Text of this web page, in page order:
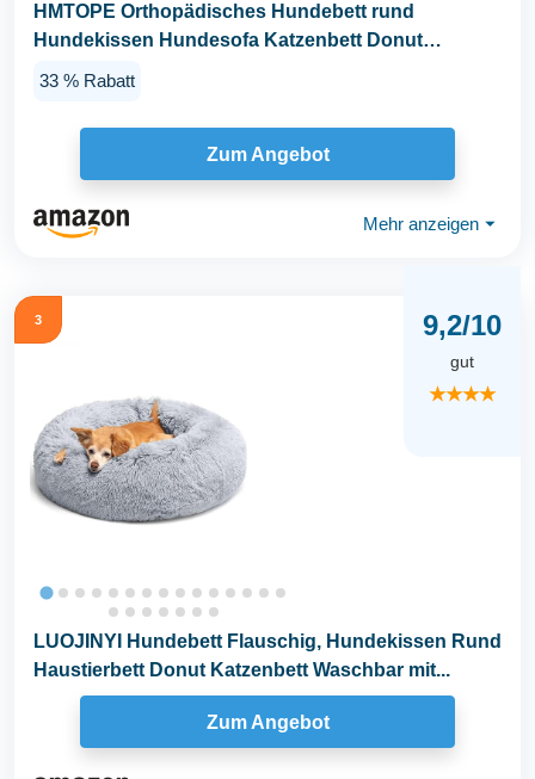
HMTOPE Orthopädisches Hundebett rund
Hundekissen Hundesofa Katzenbett Donut
33 % Rabatt
Zum Angebot
Mehr anzeigen ⏷
3 9,2/10
gut
★★★★
LUOJINYI Hundebett Flauschig, Hundekissen Rund
Haustierbett Donut Katzenbett Waschbar mit...
Zum Angebot